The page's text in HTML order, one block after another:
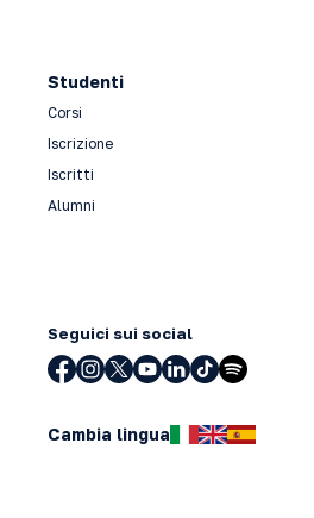
Studenti
Corsi
Iscrizione
Iscritti
Alumni
Seguici sui social
Cambia lingua